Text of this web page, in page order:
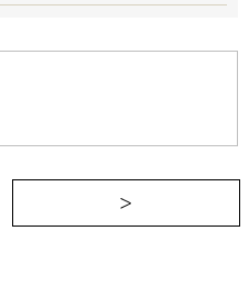
＜ 類は友を呼ぶ……なのか？